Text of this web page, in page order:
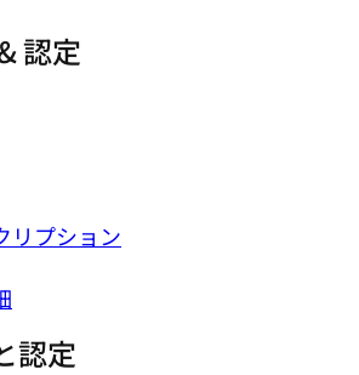
認定
リプション
認定